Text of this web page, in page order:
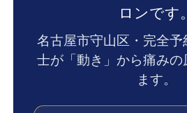
ロンです。
名古屋市守山区・完全
士が「動き」から痛みの
ます。